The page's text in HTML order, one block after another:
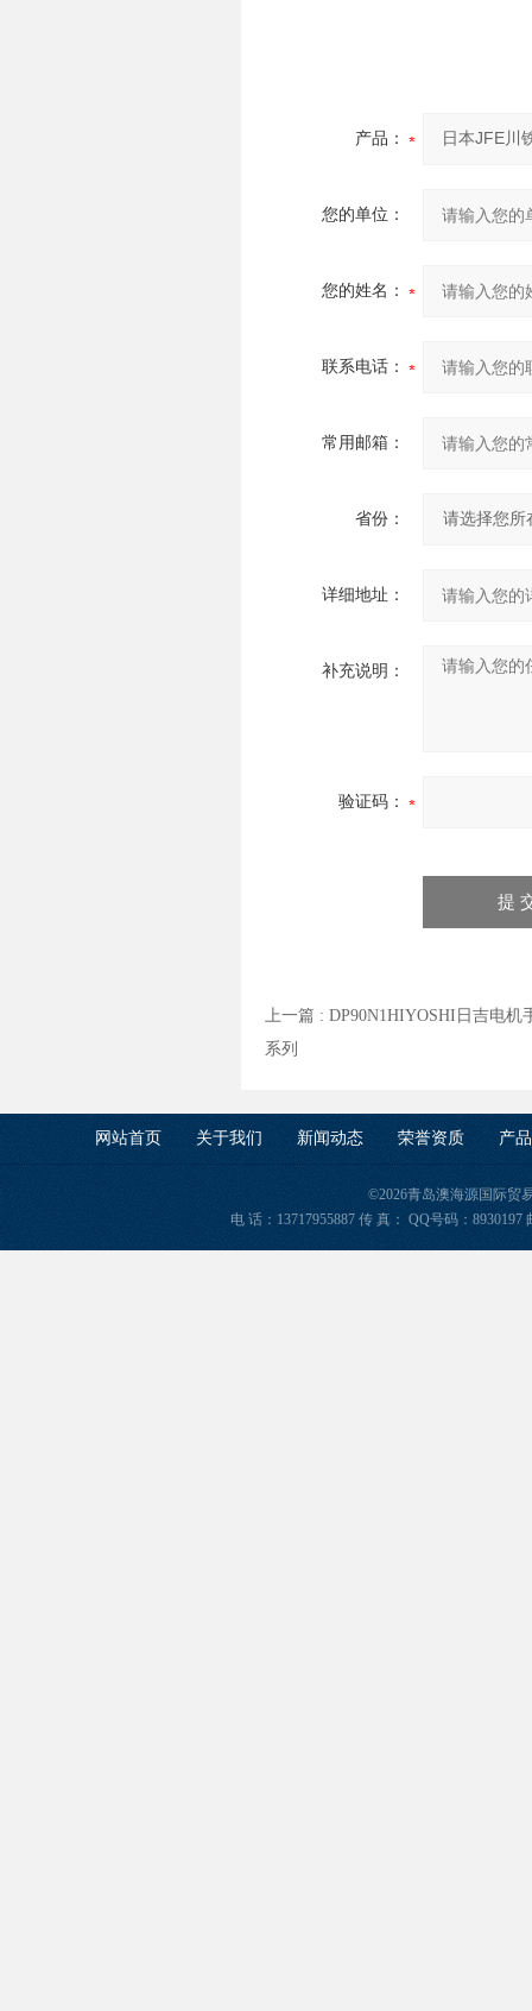
产品：
您的单位：
您的姓名：
联系电话：
常用邮箱：
省份：
详细地址：
补充说明：
验证码：
上一篇 : DP90N1HIYOSHI日吉电机
系列
网站首页 关于我们 新闻动态 荣誉资质 产
©2026青岛澳海源国际贸
电 话：13717955887 传 真： QQ号码：